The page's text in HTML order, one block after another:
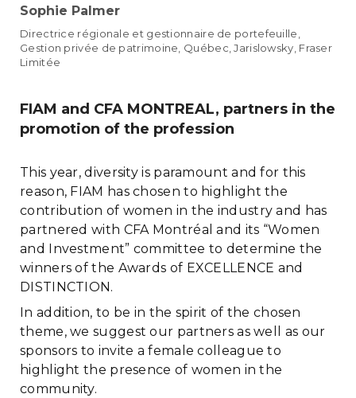
FIAM and CFA MONTREAL, partners in the
promotion of the profession
This year, diversity is paramount and for this
reason, FIAM has chosen to highlight the
contribution of women in the industry and has
partnered with CFA Montréal and its “Women
and Investment” committee to determine the
winners of the Awards of EXCELLENCE and
DISTINCTION.
In addition, to be in the spirit of the chosen
theme, we suggest our partners as well as our
sponsors to invite a female colleague to
highlight the presence of women in the
community.
Sophie Palmer
Directrice régionale et gestionnaire de portefeuille,
Gestion privée de patrimoine, Québec, Jarislowsky, Fraser
Limitée